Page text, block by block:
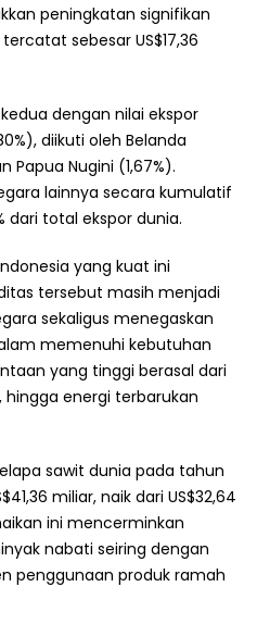
peningkatan signifikan
sebesar US$17,36
dengan nilai ekspor
diikuti oleh Belanda
Papua Nugini (1,67%).
lainnya secara kumulatif
dari total ekspor dunia.
yang kuat ini
tersebut masih menjadi
sekaligus menegaskan
memenuhi kebutuhan
yang tinggi berasal dari
energi terbarukan
sawit dunia pada tahun
miliar, naik dari US$32,64
ini mencerminkan
nabati seiring dengan
penggunaan produk ramah